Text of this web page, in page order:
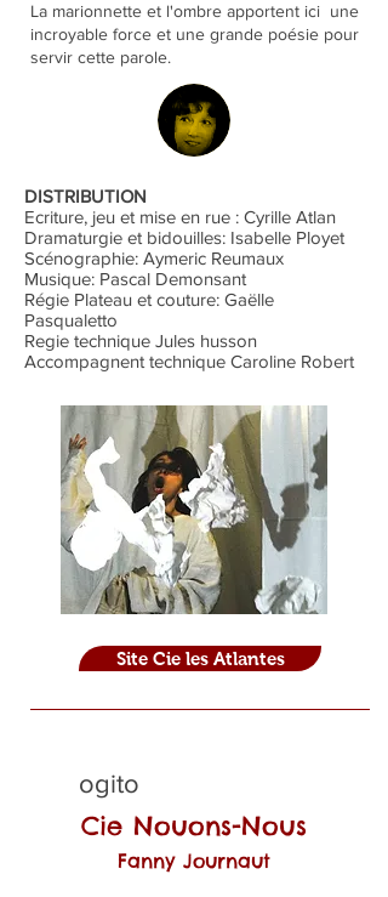
La marionnette et l'ombre apportent ici une
incroyable force et une grande poésie pour
servir cette parole.
DISTRIBUTION
Ecriture, jeu et mise en rue : Cyrille Atlan
Dramaturgie et bidouilles: Isabelle Ployet
Scénographie: Aymeric Reumaux
Musique: Pascal Demonsant
Régie Plateau et couture: Gaëlle
Pasqualetto
Regie technique Jules husson
Accompagnent technique Caroline Robert
Site Cie les Atlantes
ogito
Cie Nouons-Nous
Fanny Journaut